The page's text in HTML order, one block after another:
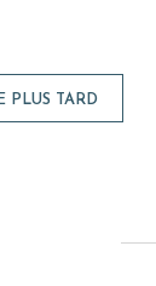
PLUS TARD